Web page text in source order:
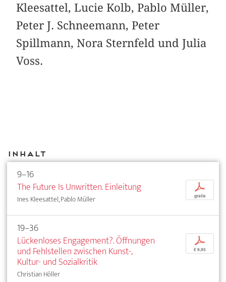
Kleesattel, Lucie Kolb, Pablo Müller,
Peter J. Schneemann, Peter
Spillmann, Nora Sternfeld und Julia
Voss.
Inhalt
9–16
The Future Is Unwritten. Einleitung
Ines Kleesattel, Pablo Müller
p
gratis
19–36
Lückenloses Engagement?. Öffnungen
und Fehlstellen zwischen Kunst-,
Kultur- und Sozialkritik
Christian Höller
p
€ 9,95